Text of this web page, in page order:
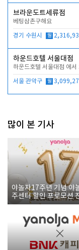
브라운도트세류점
베팅삼촌구해요
경기 수원시 월
하운드호텔 서울대점
하운드호텔 서울대점 에
서울 관악구 월
많이 본 기사
야놀자17주년 기념 야
주센터 할인 프로모션